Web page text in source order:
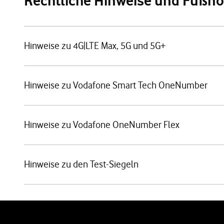
Hinweise zu 4G|LTE Max, 5G und 5G+
Hinweise zu Vodafone Smart Tech OneNumber
Hinweise zu Vodafone OneNumber Flex
Hinweise zu den Test-Siegeln